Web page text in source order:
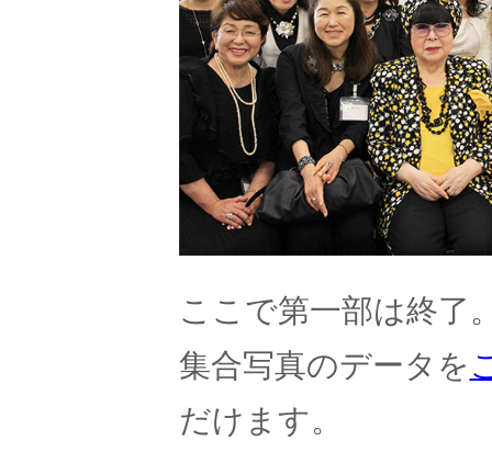
ここで第一部は終了
集合写真のデータを
だけます。